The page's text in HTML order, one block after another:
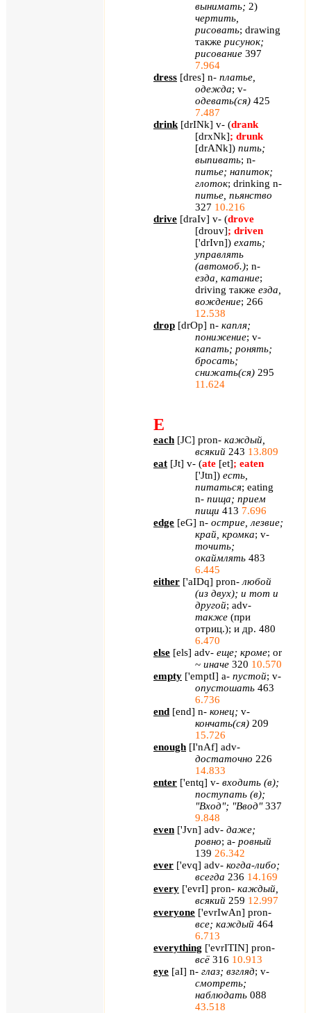
вынимать; 2)
чертить,
рисовать; drawing
также рисунок;
рисование 397
7.964
dress [dres] n- платье,
одежда; v-
одевать(ся) 425
7.487
drink [drINk] v- (drank
[drxNk]; drunk
[drANk]) пить;
выпивать; n-
питье; напиток;
глоток; drinking n-
питье, пьянство
327 10.216
drive [draIv] v- (drove
[drouv]; driven
['drIvn]) ехать;
управлять
(автомоб.); n-
езда, катание;
driving также езда,
вождение; 266
12.538
drop [drOp] n- капля;
понижение; v-
капать; ронять;
бросать;
снижать(ся) 295
11.624
E
each [JC] pron- каждый,
всякий 243 13.809
eat [Jt] v- (ate [et]; eaten
['Jtn]) есть,
питаться; eating
n- пища; прием
пищи 413 7.696
edge [eG] n- острие, лезвие;
край, кромка; v-
точить;
окаймлять 483
6.445
either ['aIDq] pron- любой
(из двух); и тот и
другой; adv-
также (при
отриц.); и др. 480
6.470
else [els] adv- еще; кроме; or
~ иначе 320 10.570
empty ['emptI] a- пустой; v-
опустошать 463
6.736
end [end] n- конец; v-
кончать(ся) 209
15.726
enough [I'nAf] adv-
достаточно 226
14.833
enter ['entq] v- входить (в);
поступать (в);
"Вход"; "Ввод"337
9.848
even ['Jvn] adv- даже;
ровно; a- ровный
139 26.342
ever ['evq] adv- когда-либо;
всегда 236 14.169
every ['evrI] pron- каждый,
всякий 259 12.997
everyone ['evrIwAn] pron-
все; каждый 464
6.713
everything ['evrITIN] pron-
всё 316 10.913
eye [aI] n- глаз; взгляд; v-
смотреть;
наблюдать 088
43.518